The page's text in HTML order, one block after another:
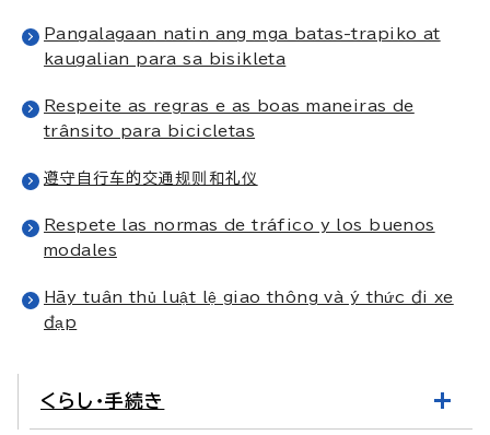
Pangalagaan natin ang mga batas-trapiko at
kaugalian para sa bisikleta
Respeite as regras e as boas maneiras de
trânsito para bicicletas
遵守自行车的交通规则和礼仪
Respete las normas de tráfico y los buenos
modales
Hãy tuân thủ luật lệ giao thông và ý thức đi xe
đạp
くらし・手続き